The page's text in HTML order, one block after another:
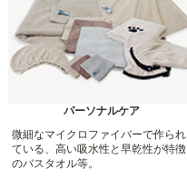
パーソナルケア
微細なマイクロファイバーで作られ
ている、高い吸水性と早乾性が特徴
のバスタオル等。